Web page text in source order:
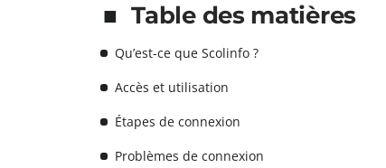
Table des matières
Qu’est-ce que Scolinfo ?
Accès et utilisation
Étapes de connexion
Problèmes de connexion